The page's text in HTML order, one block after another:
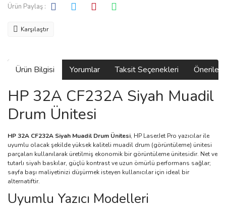
Ürün Paylaş :
Karşılaştır
Ürün Bilgisi Yorumlar Taksit Seçenekleri
HP 32A CF232A Siyah Muadil
Drum Ünitesi
HP 32A CF232A Siyah Muadil Drum Ünitesi, HP LaserJet Pro yazıcılar ile
uyumlu olacak şekilde yüksek kaliteli muadil drum (görüntüleme) ünitesi
parçaları kullanılarak üretilmiş ekonomik bir görüntüleme ünitesidir. Net ve
tutarlı siyah baskılar, güçlü kontrast ve uzun ömürlü performans sağlar;
sayfa başı maliyetinizi düşürmek isteyen kullanıcılar için ideal bir
alternatiftir.
Uyumlu Yazıcı Modelleri